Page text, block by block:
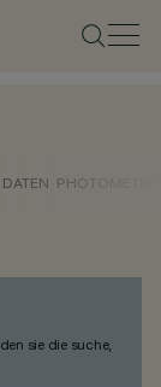
sie die suche,